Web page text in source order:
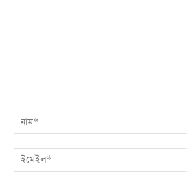
মন্তব্য: